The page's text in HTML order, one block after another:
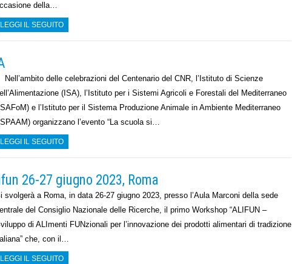
della…
LEGGI IL SEGUITO
Nell’ambito delle celebrazioni del Centenario del CNR, l’Istituto di Scienze
(ISA), l’Istituto per i Sistemi Agricoli e Forestali del Mediterraneo
e l’Istituto per il Sistema Produzione Animale in Ambiente Mediterraneo
organizzano l’evento “La scuola si…
LEGGI IL SEGUITO
26-27 giugno 2023, Roma
svolgerà a Roma, in data 26-27 giugno 2023, presso l’Aula Marconi della sede
del Consiglio Nazionale delle Ricerche, il primo Workshop “ALIFUN –
di ALImenti FUNzionali per l’innovazione dei prodotti alimentari di tradizione
che, con il…
LEGGI IL SEGUITO